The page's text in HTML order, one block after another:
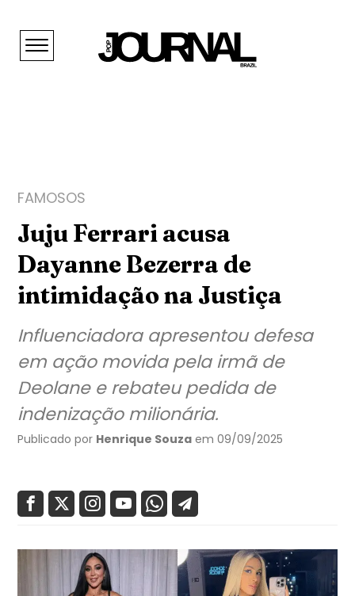
FAMOSOS
Juju Ferrari acusa
Dayanne Bezerra de
intimidação na Justiça
Influenciadora apresentou defesa
em ação movida pela irmã de
Deolane e rebateu pedida de
indenização milionária.
Publicado por Henrique Souza em 09/09/2025